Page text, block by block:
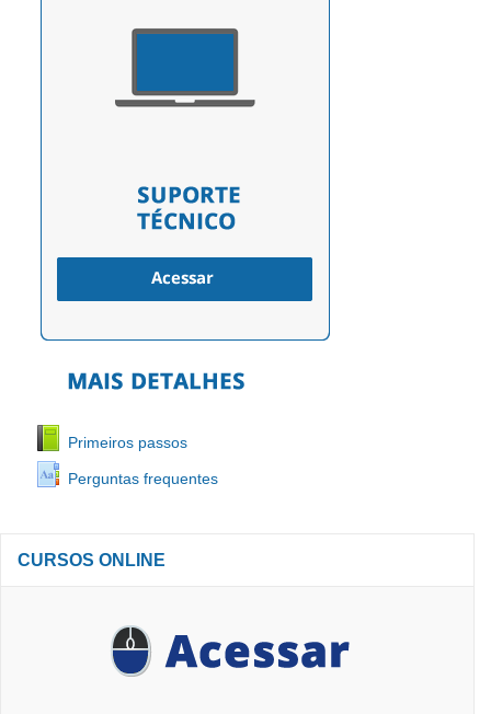
Primeiros passos
Perguntas frequentes
Cursos
CURSOS ONLINE